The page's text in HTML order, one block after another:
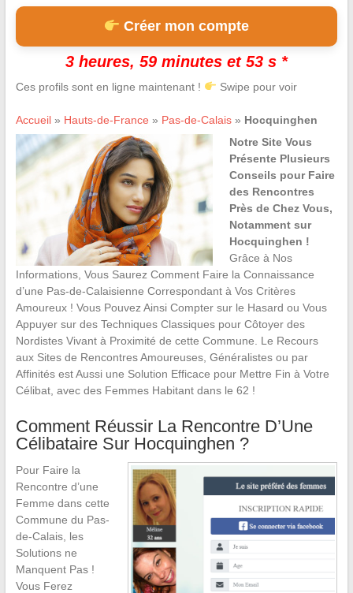
Créer mon compte
3 heures, 59 minutes et 52 s *
Ces profils sont en ligne maintenant ! Swipe pour voir
Accueil» Hauts-de-France » Pas-de-Calais» Hocquinghen
Notre Site Vous
Présente Plusieurs
Conseils pour Faire
des Rencontres
Près de Chez Vous,
Notamment sur
Hocquinghen !
Grâce à Nos
Informations, Vous Saurez Comment Faire la Connaissance
d’une Pas-de-Calaisienne Correspondant à Vos Critères
Amoureux ! Vous Pouvez Ainsi Compter sur le Hasard ou Vous
Appuyer sur des Techniques Classiques pour Côtoyer des
Nordistes Vivant à Proximité de cette Commune. Le Recours
aux Sites de Rencontres Amoureuses, Généralistes ou par
Affinités est Aussi une Solution Efficace pour Mettre Fin à Votre
Célibat, avec des Femmes Habitant dans le 62 !
Comment Réussir La Rencontre D’Une
Célibataire Sur Hocquinghen ?
Pour Faire la
Rencontre d’une
Femme dans cette
Commune du Pas-
de-Calais, les
Solutions ne
Manquent Pas !
Vous Ferez